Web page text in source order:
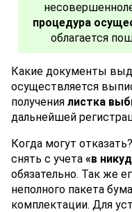
процедура
облагается
Какие документы
осуществляется
получениялистка
дальнейшей
Когда могут
снять с учета«в
обязательно. Так же
неполного пакета
комплектации. Для